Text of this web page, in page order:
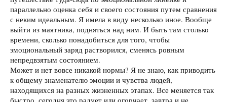
параллельно оценка себя и своего состояния путем сравнения
с неким идеальным. Я имела в виду несколько иное. Вообще
выйти из маятника, подняться над ним. И быть там столько
времени, сколько понадобиться для того, чтобы
эмоциональный заряд растворился, сменясь ровным
непредвзятым состоянием.
Может и нет вовсе никакой нормы? Я не знаю, как приводить
к общему знаменателю эмоции и чувства людей,
находящихся на разных жизненных этапах. Все меняется так